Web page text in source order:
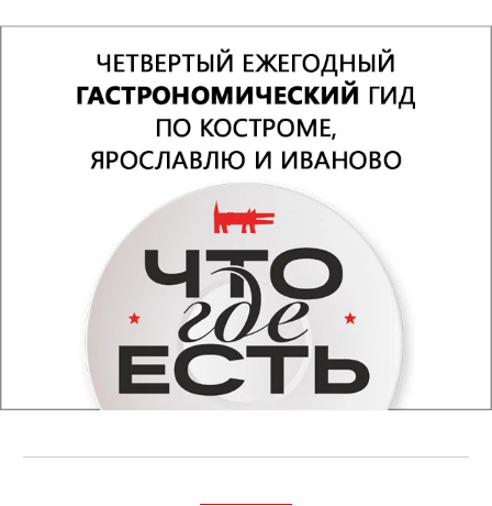
Педагоги-репетиторы были с нами
каждый съемочный день, и мы часами
работали над правильной постановкой
ног, например. И им, и мне было
важно, чтобы в деталях не было
фальши. Так что больше всего я боялся
именно их реакции — они очень
внимательны к деталям. Но тьфу-тьфу-
тьфу — все довольны.